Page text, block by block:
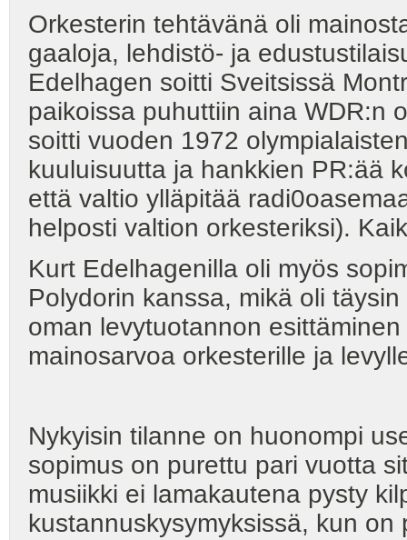
Orkesterin tehtävänä oli
gaaloja, lehdistö- ja
Edelhagen soitti Sveitsissä
paikoissa puhuttiin aina WDR:n
soitti vuoden 1972
kuuluisuutta ja hankkien PR:ää
että valtio ylläpitää
helposti valtion orkesteriksi).
Kurt Edelhagenilla oli myös
Polydorin kanssa, mikä oli
oman levytuotannon
mainosarvoa orkesterille ja
Nykyisin tilanne on huonompi
sopimus on purettu pari vuotta
musiikki ei lamakautena pysty
kustannuskysymyksissä, kun